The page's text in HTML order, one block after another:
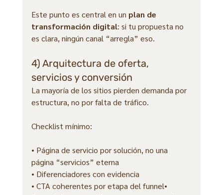
Este punto es central en un plan de
transformación digital: si tu propuesta no
es clara, ningún canal “arregla” eso.
4) Arquitectura de oferta,
servicios y conversión
La mayoría de los sitios pierden demanda por
estructura, no por falta de tráfico.
Checklist mínimo:
• Página de servicio por solución, no una
página “servicios” eterna
• Diferenciadores con evidencia
• CTA coherentes por etapa del funnel•